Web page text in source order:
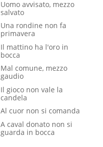
Uomo avvisato, mezzo
salvato
Una rondine non fa
primavera
Il mattino ha l'oro in
bocca
Mal comune, mezzo
gaudio
Il gioco non vale la
candela
Al cuor non si comanda
A caval donato non si
guarda in bocca